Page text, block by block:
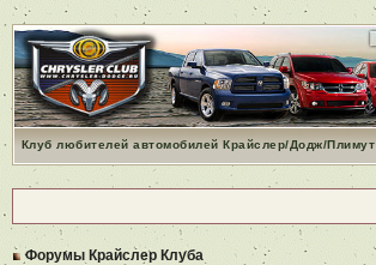
Клуб любителей автомобилей Крайслер/Додж/Плимут
Форумы Крайслер Клуба